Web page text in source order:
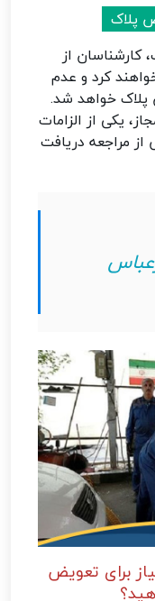
کارشناسان از
کرد و عدم
پلاک خواهد شد.
یکی از الزامات
مراجعه دریافت
برای تعویض